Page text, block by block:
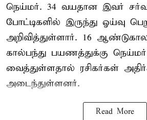
நெய்மர். 34 வயதான இவர்
போட்டிகளில் இருந்து ஓய்வு
அறிவித்துள்ளார். 16
கால்பந்து பயணத்துக்கு நெய்மர்
வைத்துள்ளதால் ரசிகர்கள்
அடைந்துள்ளனர்.
Read More